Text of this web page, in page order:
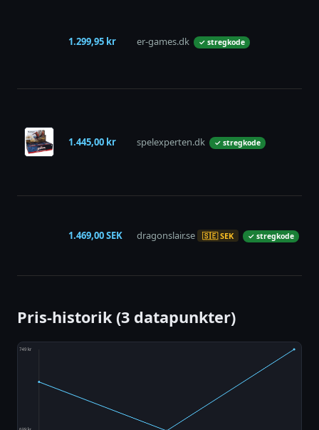
1.299,95 kr er-games.dk ✓ stregkode
1.445,00 kr spelexperten.dk ✓ stregkode
1.469,00 SEK dragonslair.se 🇸🇪 SEK ✓ stregkode
Pris-historik (3 datapunkter)